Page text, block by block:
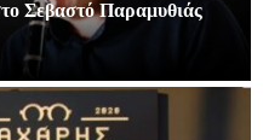
Σεβαστό Παραμυθιάς